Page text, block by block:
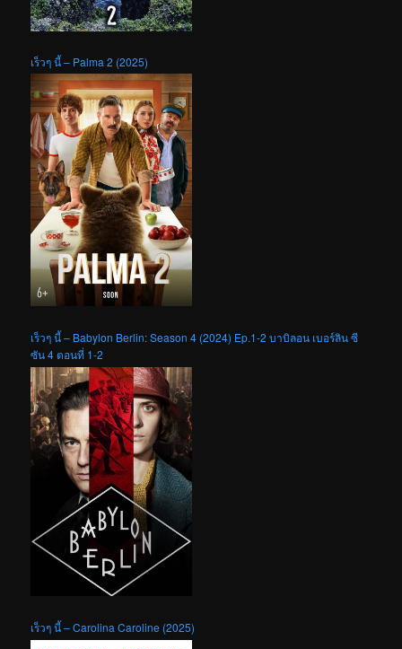
เร็วๆ นี้ – Palma 2 (2025)
เร็วๆ นี้ – Babylon Berlin: Season 4 (2024) Ep.1-2 บาบิลอน เบอร์ลิน ซี
ซัน 4 ตอนที่ 1-2
เร็วๆ นี้ – Carolina Caroline (2025)